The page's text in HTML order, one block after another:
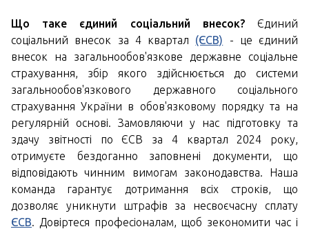
Що таке єдиний соціальний внесок? Єдиний
соціальний внесок за 4 квартал (ЄСВ) - це єдиний
внесок на загальнообов'язкове державне соціальне
страхування, збір якого здійснюється до системи
загальнообов'язкового державного соціального
страхування України в обов'язковому порядку та на
регулярній основі. Замовляючи у нас підготовку та
здачу звітності по ЄСВ за 4 квартал 2024 року,
отримуєте бездоганно заповнені документи, що
відповідають чинним вимогам законодавства. Наша
команда гарантує дотримання всіх строків, що
дозволяє уникнути штрафів за несвоєчасну сплату
ЄСВ. Довіртеся професіоналам, щоб зекономити час і